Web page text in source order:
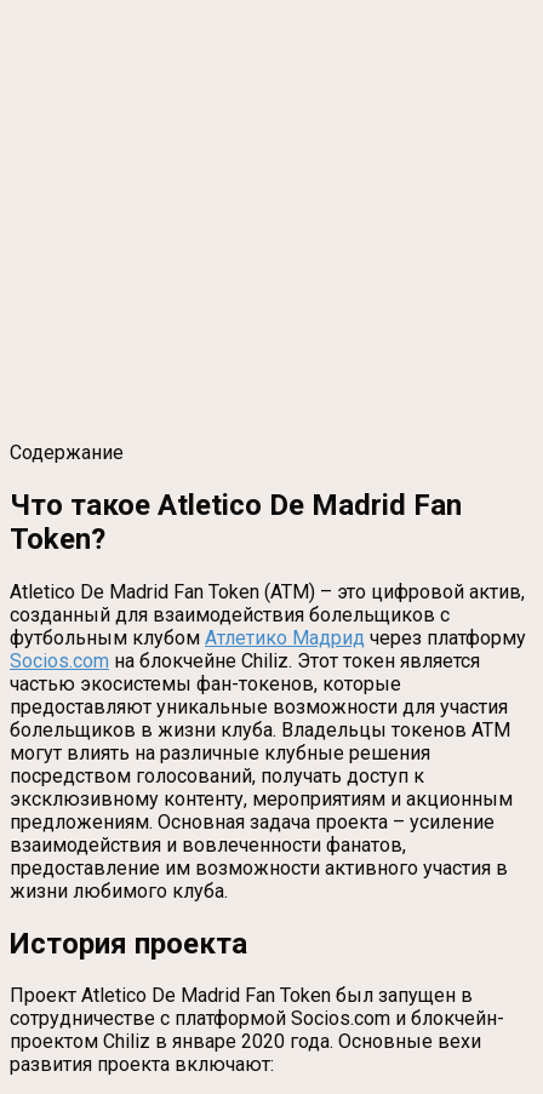
Содержание
Что такое Atletico De Madrid Fan
Token?
Atletico De Madrid Fan Token (ATM) – это цифровой актив,
созданный для взаимодействия болельщиков с
футбольным клубом Атлетико Мадрид через платформу
Socios.com на блокчейне Chiliz. Этот токен является
частью экосистемы фан-токенов, которые
предоставляют уникальные возможности для участия
болельщиков в жизни клуба. Владельцы токенов ATM
могут влиять на различные клубные решения
посредством голосований, получать доступ к
эксклюзивному контенту, мероприятиям и акционным
предложениям. Основная задача проекта – усиление
взаимодействия и вовлеченности фанатов,
предоставление им возможности активного участия в
жизни любимого клуба.
История проекта
Проект Atletico De Madrid Fan Token был запущен в
сотрудничестве с платформой Socios.com и блокчейн-
проектом Chiliz в январе 2020 года. Основные вехи
развития проекта включают: